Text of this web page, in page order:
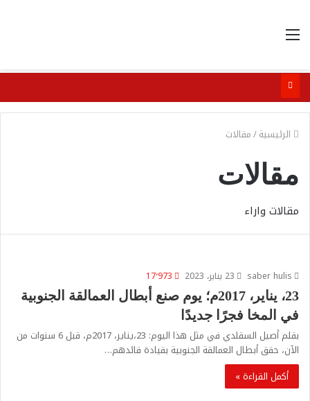
القائمة
الرئيسية/مقالات
مقالات
مقالات واراء
saber hulis 23 يناير، 2023
17٬973
23، يناير، 2017م؛ يوم صنع أبطال العمالقة الجنوبية
في المخا فجرًا جديدًا
بقلم أصيل السقلدي في مثل هذا اليوم: 23،يناير، 2017م، قبل 6 سنوات من
الآن، حقق أبطال العمالقة الجنوبية بقيادة قائدهم…
أكمل القراءة »